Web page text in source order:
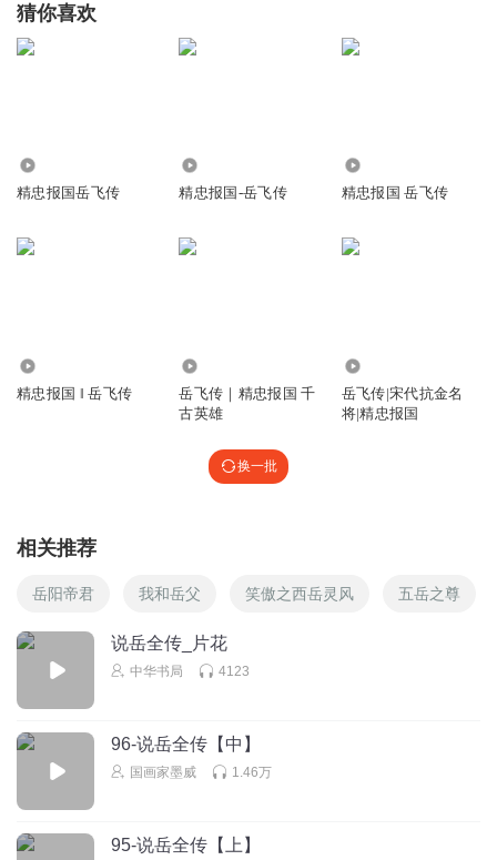
猜你喜欢
精忠报国岳飞传 精忠报国-岳飞传 精忠报国 岳飞传
精忠报国 ‖ 岳飞传
岳飞传｜精忠报国 千
古英雄
岳飞传|宋代抗金名
将|精忠报国
换一批
相关推荐
岳阳帝君 我和岳父 笑傲之西岳灵风 五岳之尊
说岳全传_片花
中华书局 4123
96-说岳全传【中】
国画家墨威 1.46万
95-说岳全传【上】